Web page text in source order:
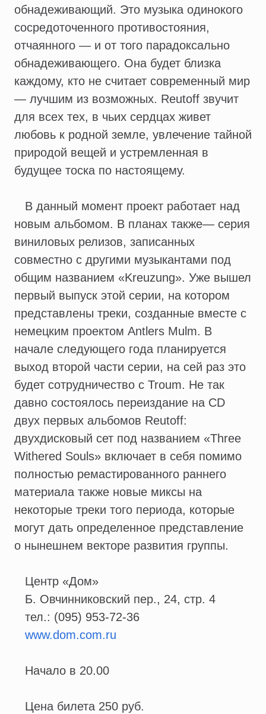
обнадеживающий. Это музыка одинокого
сосредоточенного противостояния,
отчаянного — и от того парадоксально
обнадеживающего. Она будет близка
каждому, кто не считает современный мир
— лучшим из возможных. Reutoff звучит
для всех тех, в чьих сердцах живет
любовь к родной земле, увлечение тайной
природой вещей и устремленная в
будущее тоска по настоящему.
В данный момент проект работает над
новым альбомом. В планах также— серия
виниловых релизов, записанных
совместно с другими музыкантами под
общим названием «Kreuzung». Уже вышел
первый выпуск этой серии, на котором
представлены треки, созданные вместе с
немецким проектом Antlers Mulm. В
начале следующего года планируется
выход второй части серии, на сей раз это
будет сотрудничество с Troum. Не так
давно состоялось переиздание на CD
двух первых альбомов Reutoff:
двухдисковый сет под названием «Three
Withered Souls» включает в себя помимо
полностью ремастированного раннего
материала также новые миксы на
некоторые треки того периода, которые
могут дать определенное представление
о нынешнем векторе развития группы.
Центр «Дом»
Б. Овчинниковский пер., 24, стр. 4
тел.: (095) 953-72-36
www.dom.com.ru
Начало в 20.00
Цена билета 250 руб.